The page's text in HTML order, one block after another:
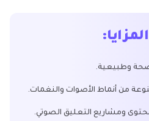
المزايا:
من أنماط الأصوات والنغمات.
ومشاريع التعليق الصوتي.